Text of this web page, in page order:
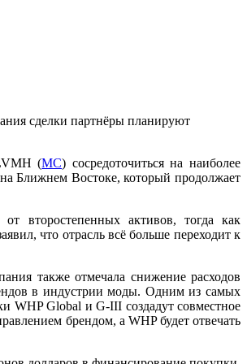
сделки партнёры планируют
(MC) сосредоточиться на наиболее
Ближнем Востоке, который продолжает
второстепенных активов, тогда как
что отрасль всё больше переходит к
также отмечала снижение расходов
в индустрии моды. Одним из самых
WHP Global и G-III создадут совместное
брендом, а WHP будет отвечать